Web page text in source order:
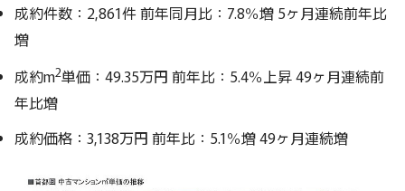
成約件数：2,861件 前年同月比：7.8％増 5ヶ月連続前年比
増
成約m2単価：49.35万円 前年比：5.4％上昇 49ヶ月連続前
年比増
成約価格：3,138万円 前年比：5.1％増 49ヶ月連続増